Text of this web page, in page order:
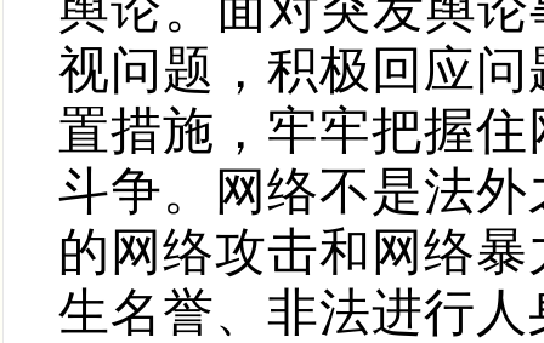
视问题，积极回应
置措施，牢牢把握
斗争。网络不是法
的网络攻击和网络
生名誉、非法进行